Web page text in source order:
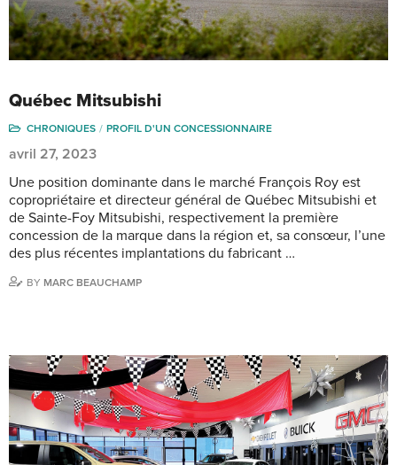
Québec Mitsubishi
CHRONIQUES PROFIL D'UN CONCESSIONNAIRE
avril 27, 2023
Une position dominante dans le marché François Roy est
copropriétaire et directeur général de Québec Mitsubishi et
de Sainte-Foy Mitsubishi, respectivement la première
concession de la marque dans la région et, sa consœur, l’une
des plus récentes implantations du fabricant …
BY MARC BEAUCHAMP